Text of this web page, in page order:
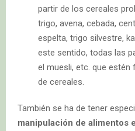
partir de los cereales
trigo, avena, cebada,
espelta, trigo silvestre,
este sentido, todas las
el muesli, etc. que
de cereales.
También se ha de tener
manipulación de alimentos